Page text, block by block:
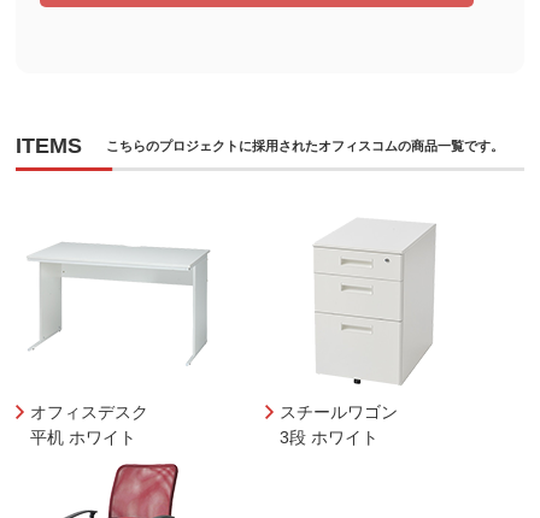
ITEMS こちらのプロジェクトに採用されたオフィスコムの商品一覧です。
オフィスデスク
平机 ホワイト
スチールワゴン
3段 ホワイト